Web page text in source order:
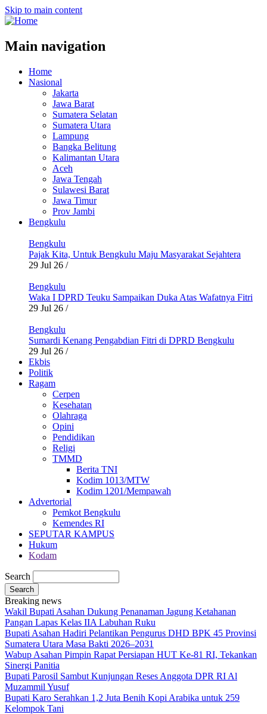
Skip to main content
Main navigation
Home
Nasional
Jakarta
Jawa Barat
Sumatera Selatan
Sumatera Utara
Lampung
Bangka Belitung
Kalimantan Utara
Aceh
Jawa Tengah
Sulawesi Barat
Jawa Timur
Prov Jambi
Bengkulu
Bengkulu
Pajak Kita, Untuk Bengkulu Maju Masyarakat Sejahtera
29 Jul 26 /
Bengkulu
Waka I DPRD Teuku Sampaikan Duka Atas Wafatnya Fitri
29 Jul 26 /
Bengkulu
Sumardi Kenang Pengabdian Fitri di DPRD Bengkulu
29 Jul 26 /
Ekbis
Politik
Ragam
Cerpen
Kesehatan
Olahraga
Opini
Pendidikan
Religi
TMMD
Berita TNI
Kodim 1013/MTW
Kodim 1201/Mempawah
Advertorial
Pemkot Bengkulu
Kemendes RI
SEPUTAR KAMPUS
Hukum
Kodam
Search
Breaking news
Wakil Bupati Asahan Dukung Penanaman Jagung Ketahanan
Pangan Lapas Kelas IIA Labuhan Ruku
Bupati Asahan Hadiri Pelantikan Pengurus DHD BPK 45 Provinsi
Sumatera Utara Masa Bakti 2026–2031
Wabup Asahan Pimpin Rapat Persiapan HUT Ke-81 RI, Tekankan
Sinergi Panitia
Bupati Parosil Sambut Kunjungan Reses Anggota DPR RI Al
Muzammil Yusuf
Bupati Karo Serahkan 1,2 Juta Benih Kopi Arabika untuk 259
Kelompok Tani